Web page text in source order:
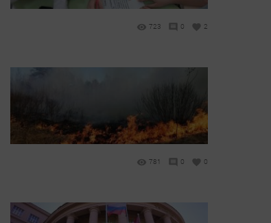
723 0 2
781 0 0